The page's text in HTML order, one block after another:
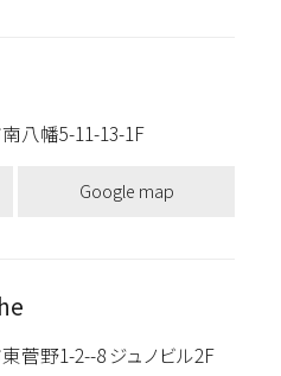
南八幡5-11-13-1F
Google map
菅野1-2--8 ジュノビル2F